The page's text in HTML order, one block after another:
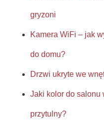
gryzoni
Kamera WiFi – jak
do domu?
Drzwi ukryte we
Jaki kolor do salonu
przytulny?